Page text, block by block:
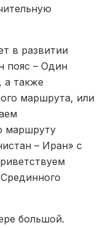
в развитии
пояс – Один
а также
маршрута, или
маршруту
– Иран» с
большой.